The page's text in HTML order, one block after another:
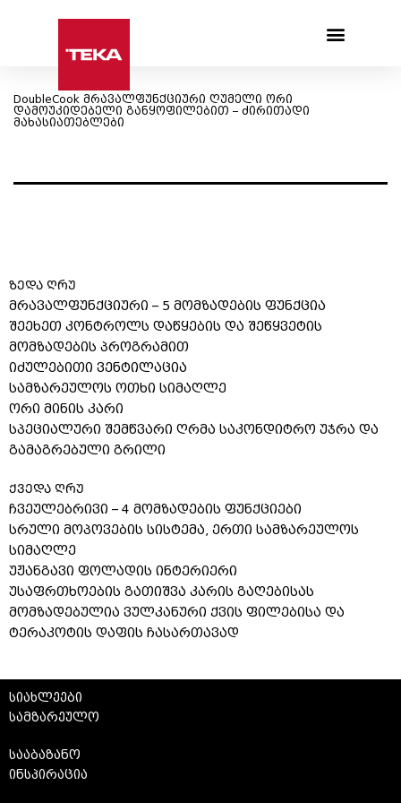
DoubleCook მრავალფუნქციური ღუმელი ორი
დამოუკიდებელი განყოფილებით – ძირითადი
მახასიათებლები
ᲖᲔᲓᲐ ᲦᲠᲣ
მრავალფუნქციური – 5 მომზადების ფუნქცია
შეეხეთ კონტროლს დაწყების და შეწყვეტის
მომზადების პროგრამით
იძულებითი ვენტილაცია
სამზარეულოს ოთხი სიმაღლე
ორი მინის კარი
სპეციალური შემწვარი ღრმა საკონდიტრო უჯრა და
გამაგრებული გრილი
ᲥᲕᲔᲓᲐ ᲦᲠᲣ
ჩვეულებრივი – 4 მომზადების ფუნქციები
სრული მოპოვების სისტემა, ერთი სამზარეულოს
სიმაღლე
უჟანგავი ფოლადის ინტერიერი
უსაფრთხოების გათიშვა კარის გაღებისას
მომზადებულია ვულკანური ქვის ფილებისა და
ტერაკოტის დაფის ჩასართავად
სიახლეები
სამზარეულო
სააბაზანო
ინსპირაცია